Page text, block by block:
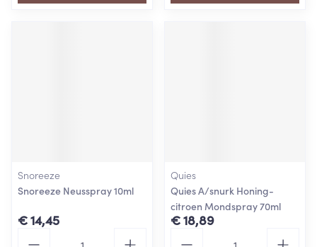
Snoreeze
Snoreeze Neusspray 10ml
€ 14,45
Quies
Quies A/snurk Honing-
citroen Mondspray 70ml
€ 18,89